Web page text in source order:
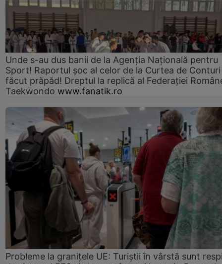
Unde s-au dus banii de la Agenția Națională pentru
Sport! Raportul șoc al celor de la Curtea de Conturi
făcut prăpăd! Dreptul la replică al Federației
Taekwondo www.fanatik.ro
Probleme la granițele UE: Turiștii în vârstă sunt